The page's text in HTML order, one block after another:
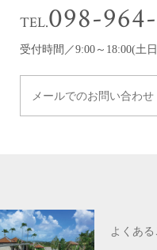
TEL.098-
受付時間／9:00～18:00(土
メールでのお問い合わせ
よくある